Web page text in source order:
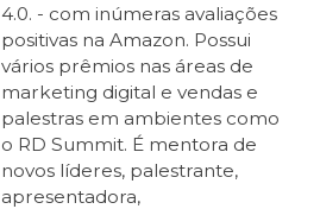
4.0. - com inúmeras avaliações
positivas na Amazon. Possui
vários prêmios nas áreas de
marketing digital e vendas e
palestras em ambientes como
o RD Summit. É mentora de
novos líderes, palestrante,
apresentadora,